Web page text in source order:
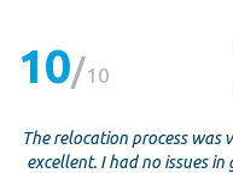
10 10
The relocation process was
excellent. I had no issues